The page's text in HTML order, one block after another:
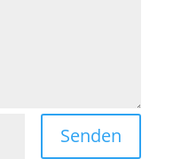
Senden